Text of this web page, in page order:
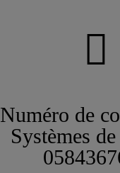
Numéro de
Systèmes